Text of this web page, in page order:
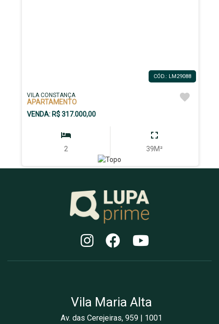
CÓD.: LM29088
VILA CONSTANÇA
APARTAMENTO
VENDA: R$ 317.000,00
2 39M²
Vila Maria Alta
Av. das Cerejeiras, 959 | 1001